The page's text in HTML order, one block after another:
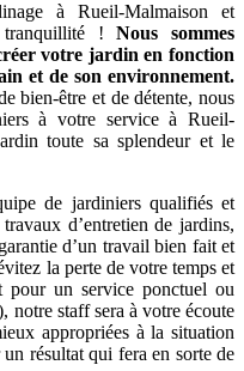
à Rueil-Malmaison et
tranquillité !Nous sommes
votre jardin en fonction
et de son environnement.
bien-être et de détente, nous
à votre service à Rueil-
toute sa splendeur et le
de jardiniers qualifiés et
d’entretien de jardins,
d’un travail bien fait et
la perte de votre temps et
pour un service ponctuel ou
notre staff sera à votre écoute
appropriées à la situation
résultat qui fera en sorte de